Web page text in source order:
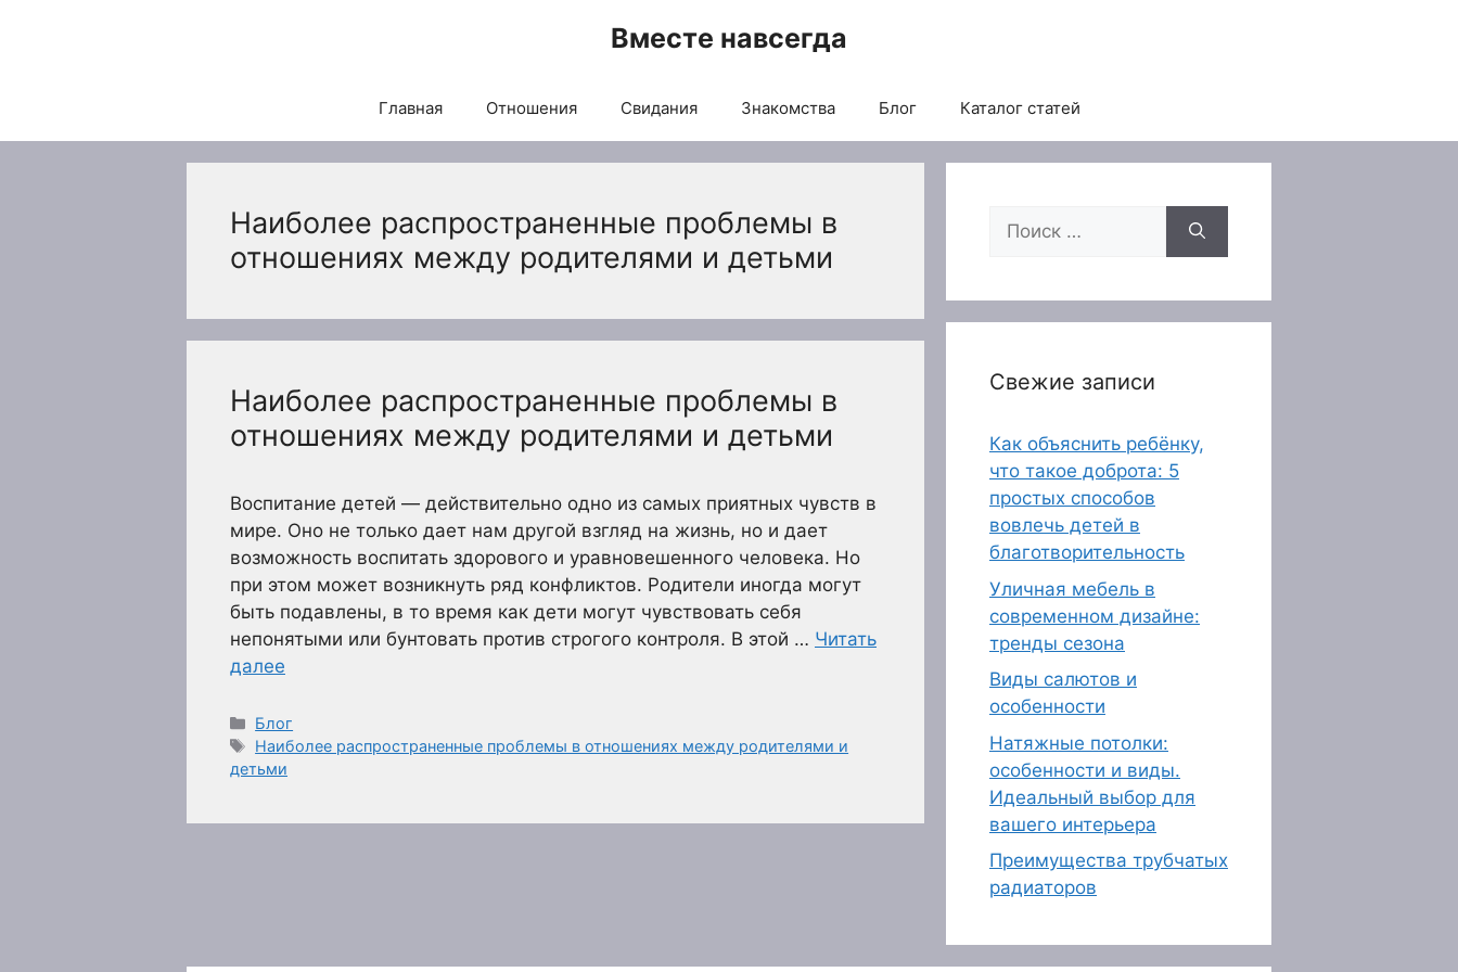
Вместе навсегда
Главная Отношения Свидания Знакомства Блог Каталог статей
Наиболее распространенные проблемы в
отношениях между родителями и детьми
Наиболее распространенные проблемы в
отношениях между родителями и детьми
Воспитание детей — действительно одно из самых приятных чувств в
мире. Оно не только дает нам другой взгляд на жизнь, но и дает
возможность воспитать здорового и уравновешенного человека. Но
при этом может возникнуть ряд конфликтов. Родители иногда могут
быть подавлены, в то время как дети могут чувствовать себя
непонятыми или бунтовать против строгого контроля. В этой … Читать
далее
Рубрики
Блог
Метки
Наиболее распространенные проблемы в отношениях между родителями и
детьми
Поиск:
Свежие записи
Как объяснить ребёнку,
что такое доброта: 5
простых способов
вовлечь детей в
благотворительность
Уличная мебель в
современном дизайне:
тренды сезона
Виды салютов и
особенности
Натяжные потолки:
особенности и виды.
Идеальный выбор для
вашего интерьера
Преимущества трубчатых
радиаторов